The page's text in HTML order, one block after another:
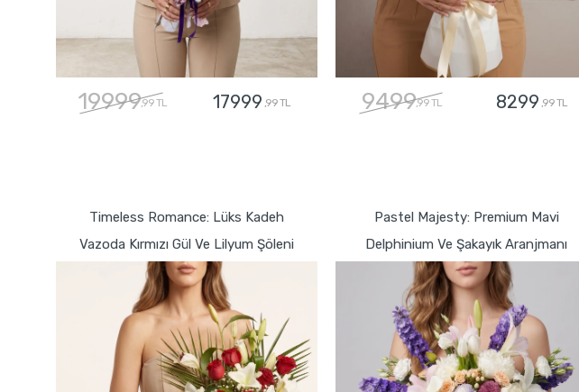
19999,99 TL 17999 ,99 TL 9499,99 TL 8299 ,99 TL
Timeless Romance: Lüks Kadeh
Vazoda Kırmızı Gül Ve Lilyum Şöleni
Pastel Majesty: Premium Mavi
Delphinium Ve Şakayık Aranjmanı